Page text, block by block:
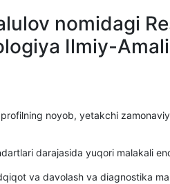
nomidagi
Ilmiy-
noyob, yetakchi
darajasida yuqori malakali
va davolash va diagnostika